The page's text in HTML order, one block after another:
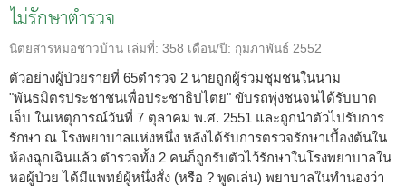
ไม่รักษาตำรวจ
นิตยสารหมอชาวบ้าน เล่มที่: 358 เดือน/ปี: กุมภาพันธ์ 2552
ตัวอย่างผู้ป่วยรายที่ 65ตำรวจ 2 นายถูกผู้ร่วมชุมชนในนาม
"พันธมิตรประชาชนเพื่อประชาธิปไตย" ขับรถพุ่งชนจนได้รับบาด
เจ็บ ในเหตุการณ์วันที่ 7 ตุลาคม พ.ศ. 2551 และถูกนำตัวไปรับการ
รักษา ณ โรงพยาบาลแห่งหนึ่ง หลังได้รับการตรวจรักษาเบื้องต้นใน
ห้องฉุกเฉินแล้ว ตำรวจทั้ง 2 คนก็ถูกรับตัวไว้รักษาในโรงพยาบาลใน
หอผู้ป่วย ได้มีแพทย์ผู้หนึ่งสั่ง (หรือ ? พูดเล่น) พยาบาลในทำนองว่า